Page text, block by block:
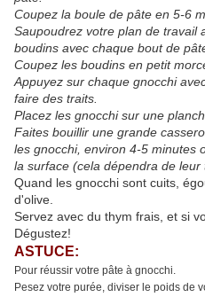
Coupez la boule de pâte en 5-6
Saupoudrez votre plan de travail
boudins avec chaque bout de
Coupez les boudins en petit
Appuyez sur chaque gnocchi
faire des traits.
Placez les gnocchi sur une
Faites bouillir une grande
les gnocchi, environ 4-5 minutes
la surface (cela dépendra de leur
Quand les gnocchi sont cuits,
d'olive.
Servez avec du thym frais, et si
Dégustez!
ASTUCE:
Pour réussir votre pâte à gnocchi.
Pesez votre purée, diviser le poids de